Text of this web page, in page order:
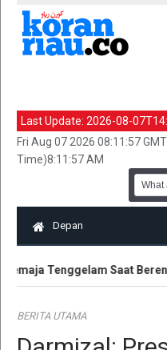
Last Update: 2026-08-
Fri Aug 07 2026 08:11:57
Time)8:11:57 AM
Depan
Tenggelam Saat
BERITA UTAMA